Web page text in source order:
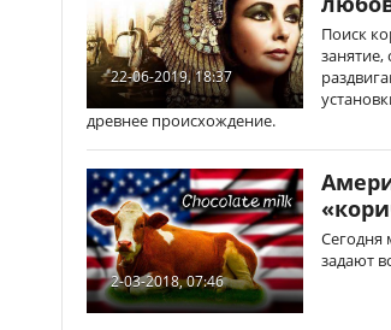
22-06-2019, 18:37
Поиск
древнее происхождение.
2-03-2018, 07:46
Сегодня
задают